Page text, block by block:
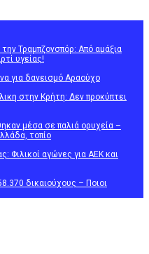
Τραμπζονσπόρ: Από αμάξια
υγείας!
για δανεισμό Αραούχο
στην Κρήτη: Δεν προκύπτει
μέσα σε παλιά ορυχεία –
τοπίο
Φιλικοί αγώνες για ΑΕΚ και
δικαιούχους – Ποιοι